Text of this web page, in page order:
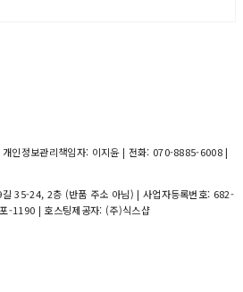
인정보관리책임자: 이지윤 | 전화: 070-8885-6008 |
35-24, 2층 (반품 주소 아님) | 사업자등록번호: 682-
-1190 | 호스팅제공자: (주)식스샵